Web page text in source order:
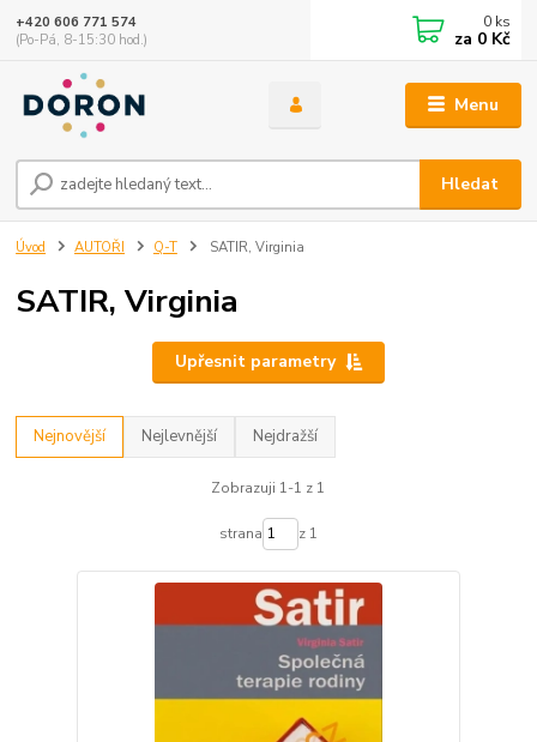
Menu
Hledat
+420 606 771 574
(Po-Pá, 8-15:30 hod.)
0 ks
za 0 Kč
Úvod AUTOŘI Q-T SATIR, Virginia
SATIR, Virginia
Upřesnit parametry
Nejnovější Nejlevnější Nejdražší
Zobrazuji 1-1 z 1
strana z 1